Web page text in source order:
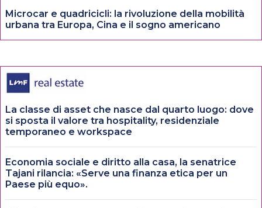
Microcar e quadricicli: la rivoluzione della mobilità
urbana tra Europa, Cina e il sogno americano
La classe di asset che nasce dal quarto luogo: dove
si sposta il valore tra hospitality, residenziale
temporaneo e workspace
Economia sociale e diritto alla casa, la senatrice
Tajani rilancia: «Serve una finanza etica per un
Paese più equo».